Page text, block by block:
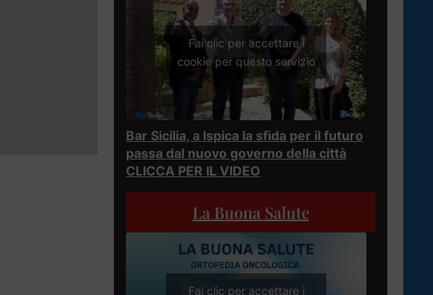
Fai clic per accettare i
cookie per questo servizio
Bar Sicilia, a Ispica la sfida per il futuro
passa dal nuovo governo della città
CLICCA PER IL VIDEO
La Buona Salute
Fai clic per accettare i